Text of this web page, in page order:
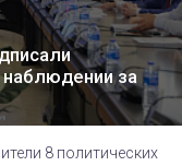
за
8 политических